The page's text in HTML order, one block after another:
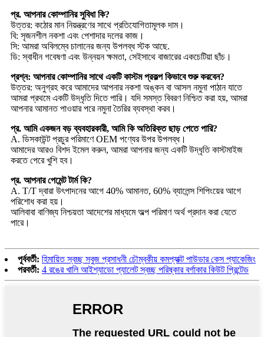
প্র. আপনার কোম্পানির সুবিধা কি?
উত্তর: কঠোর মান নিয়ন্ত্রণের সাথে প্রতিযোগিতামূলক দাম।
বি: সৃজনশীল নকশা এবং পেশাদার দলের কাজ।
সি: আমরা অবিলম্বে চালানের জন্য উপলব্ধ স্টক আছে.
ডি: স্বাধীন গবেষণা এবং উন্নয়ন ক্ষমতা, সেইসাথে বাজারের একচেটিয়া ছাঁচ।
প্রশ্ন: আপনার কোম্পানির সাথে একটি কাস্টম প্রকল্প কিভাবে শুরু করবেন?
উত্তর: অনুগ্রহ করে আমাদের আপনার নকশা অঙ্কন বা আসল নমুনা পাঠান যাতে
আমরা প্রথমে একটি উদ্ধৃতি দিতে পারি। যদি সমস্ত বিবরণ নিশ্চিত করা হয়, আমরা
আপনার আমানত পাওয়ার পরে নমুনা তৈরির ব্যবস্থা করব।
প্র. আমি একজন বড় ব্যবহারকারী, আমি কি অতিরিক্ত ছাড় পেতে পারি?
A. ডিসকাউন্ট প্রচুর পরিমাণে OEM পণ্যের উপর উপলব্ধ।
আমাদের আরও বিশদ ইমেল করুন, আমরা আপনার জন্য একটি উদ্ধৃতি কাস্টমাইজ
করতে পেরে খুশি হব।
প্র. আপনার পেমেন্ট টার্ম কি?
A. T/T দ্বারা উৎপাদনের আগে 40% আমানত, 60% ব্যালেন্স শিপিংয়ের আগে
পরিশোধ করা হয়।
আলিবাবা বাণিজ্য নিশ্চয়তা আদেশের মাধ্যমে অল্প পরিমাণ অর্থ প্রদান করা যেতে
পারে।
পূর্ববর্তী: হিমায়িত স্বচ্ছ সবুজ প্রসাধনী চৌম্বকীয় কমপ্যাক্ট পাউডার কেস প্যাকেজিং
পরবর্তী: 4 রঙের খালি আইশ্যাডো প্যালেট স্বচ্ছ পরিষ্কার বর্গাকার কিউট প্রিন্টেড